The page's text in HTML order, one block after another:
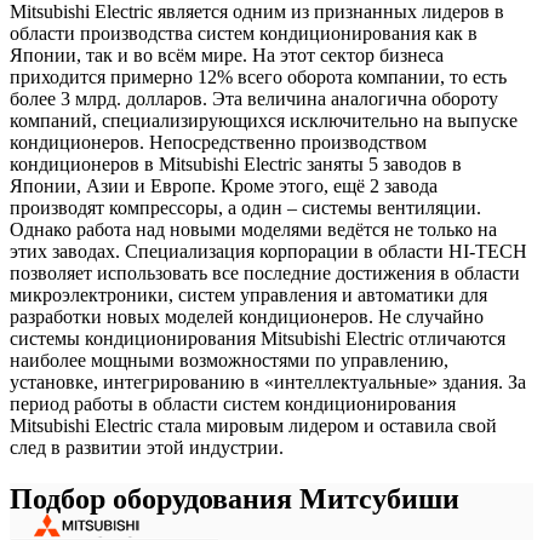
Mitsubishi Electric является одним из признанных лидеров в
области производства систем кондиционирования как в
Японии, так и во всём мире. На этот сектор бизнеса
приходится примерно 12% всего оборота компании, то есть
более 3 млрд. долларов. Эта величина аналогична обороту
компаний, специализирующихся исключительно на выпуске
кондиционеров. Непосредственно производством
кондиционеров в Mitsubishi Electric заняты 5 заводов в
Японии, Азии и Европе. Кроме этого, ещё 2 завода
производят компрессоры, а один – системы вентиляции.
Однако работа над новыми моделями ведётся не только на
этих заводах. Специализация корпорации в области HI-TECH
позволяет использовать все последние достижения в области
микроэлектроники, систем управления и автоматики для
разработки новых моделей кондиционеров. Не случайно
системы кондиционирования Mitsubishi Electric отличаются
наиболее мощными возможностями по управлению,
установке, интегрированию в «интеллектуальные» здания. За
период работы в области систем кондиционирования
Mitsubishi Electric стала мировым лидером и оставила свой
след в развитии этой индустрии.
Подбор оборудования Митсубиши